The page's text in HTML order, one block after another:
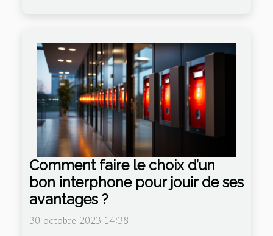
Comment faire le choix d’un
bon interphone pour jouir de ses
avantages ?
30 octobre 2023 14:38